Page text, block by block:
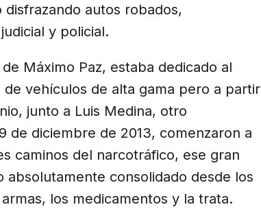
autos robados,
y policial.
Máximo Paz, estaba dedicado al
vehículos de alta gama pero a partir
junto a Luis Medina, otro
de diciembre de 2013, comenzaron a
caminos del narcotráfico, ese gran
absolutamente consolidado desde los
los medicamentos y la trata.